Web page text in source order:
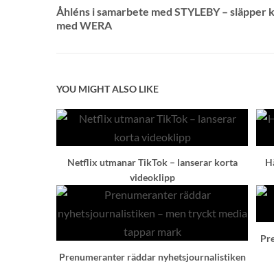
Åhléns i samarbete med STYLEBY – släpper
med WERA
YOU MIGHT ALSO LIKE
Netflix utmanar TikTok – lanserar korta
videoklipp
Prenumeranter räddar nyhetsjournalistiken